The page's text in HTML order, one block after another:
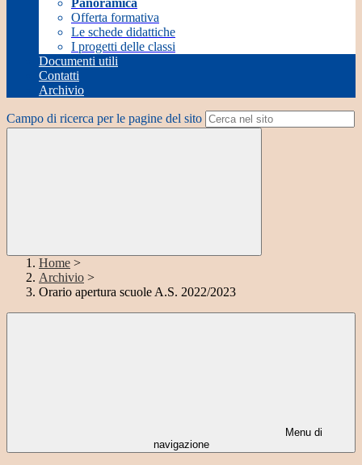
Panoramica
Offerta formativa
Le schede didattiche
I progetti delle classi
Documenti utili
Contatti
Archivio
Campo di ricerca per le pagine del sito
Home >
Archivio >
Orario apertura scuole A.S. 2022/2023
Menu di
navigazione